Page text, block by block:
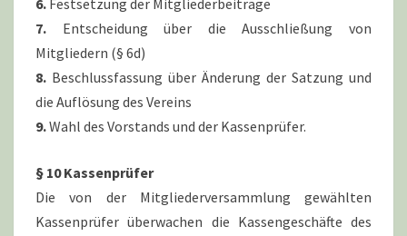
6. Festsetzung der Mitgliederbeiträge
7. Entscheidung über die Ausschließung von
Mitgliedern (§ 6d)
8. Beschlussfassung über Änderung der Satzung und
die Auflösung des Vereins
9.Wahl des Vorstands und der Kassenprüfer.
§ 10 Kassenprüfer
Die von der Mitgliederversammlung gewählten
Kassenprüfer überwachen die Kassengeschäfte des